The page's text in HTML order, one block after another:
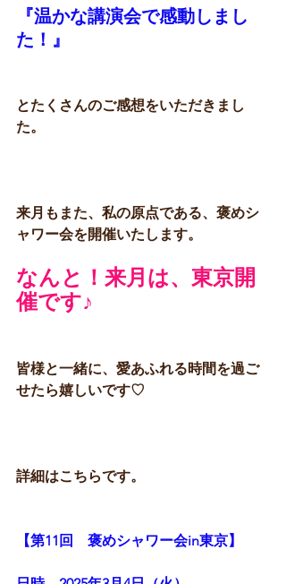
『温かな講演会で感動しまし
た！』
とたくさんのご感想をいただきまし
た。
来月もまた、私の原点である、褒めシ
ャワー会を開催いたします。
なんと！来月は、東京開
催です♪
皆様と一緒に、愛あふれる時間を過ご
せたら嬉しいです♡
詳細はこちらです。
【第11回　褒めシャワー会in東京】